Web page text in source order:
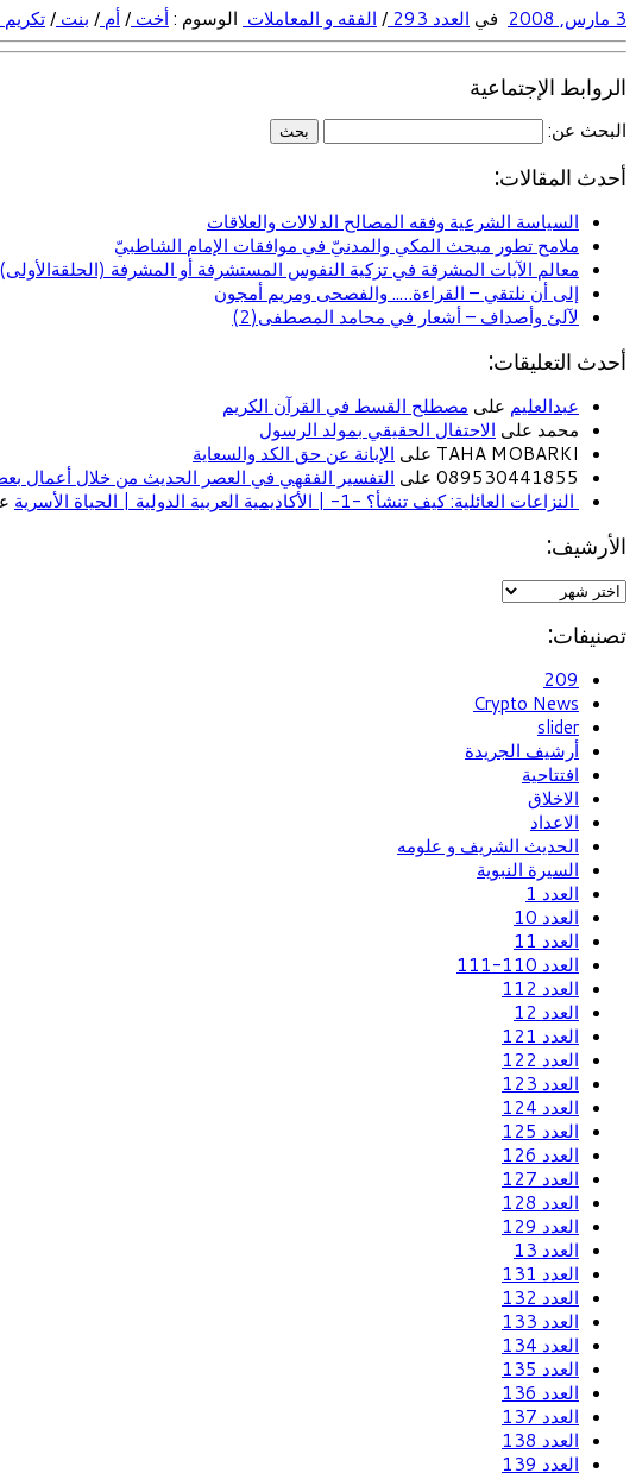
3 مارس, 2008 في العدد 293 / الفقه و المعاملات الوسوم :أخت /أم / بنت /تكريم
الروابط الإجتماعية
البحث عن:
أحدث المقالات:
السياسة الشرعية وفقه المصالح الدلالات والعلاقات
ملامح تطور مبحث المكي والمدنيّ في موافقات الإمام الشاطبيّ
معالم الآيات المشرقة في تزكية النفوس المستشرفة أو المشرفة (الحلقةالأولى)
إلى أن نلتقي – القراءة….. والفصحى ومريم أمجون
لآلئ وأصداف – أشعار في محامد المصطفى(2)
أحدث التعليقات:
عبدالعليم على مصطلح القسط في القرآن الكريم
محمد على الاحتفال الحقيقي بمولد الرسول
TAHA MOBARKI على
الإبانة عن حق الكد والسعاية
089530441855 على
التفسير الفقهي في العصر الحديث من خلال أعمال
النزاعات العائلية: كيف تنشأ؟ -1- | الأكاديمية العربية الدولية | الحياة الأسرية
الأرشيف:
تصنيفات:
209
Crypto News
slider
أرشيف الجريدة
افتتاحية
الاخلاق
الاعداد
الحديث الشريف و علومه
السيرة النبوية
العدد 1
العدد 10
العدد 11
العدد 110-111
العدد 112
العدد 12
العدد 121
العدد 122
العدد 123
العدد 124
العدد 125
العدد 126
العدد 127
العدد 128
العدد 129
العدد 13
العدد 131
العدد 132
العدد 133
العدد 134
العدد 135
العدد 136
العدد 137
العدد 138
العدد 139